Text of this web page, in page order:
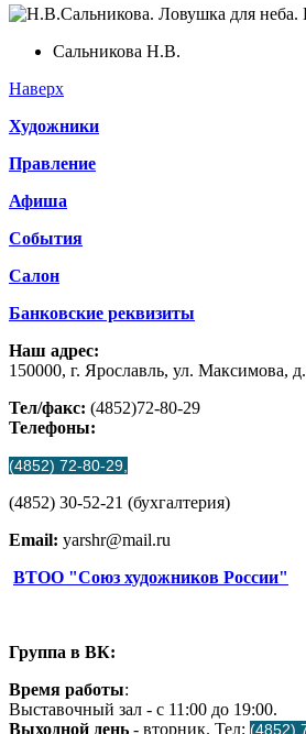
Сальникова Н.В.
Наверх
Художники
Правление
Афиша
События
Салон
Банковские реквизиты
Наш адрес:
150000, г. Ярославль, ул. Максимова,
Тел/факс: (4852)72-80-29
Телефоны:
(4852) 72-80-29,
(4852) 30-52-21 (бухгалтерия)
Email: yarshr@mail.ru
ВТОО "Союз художников России"
Группа в ВК:
Время работы:
Выставочный зал - с 11:00 до 19:00.
Выходной день - вторник. Тел: (4852)